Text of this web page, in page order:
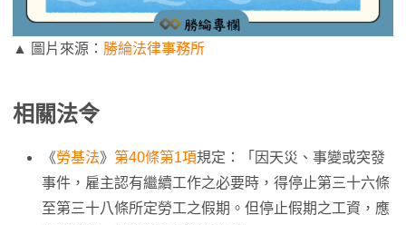
▲ 圖片來源： 勝綸法律事務所
相關法令
《勞基法》 第40條第1項規定：「因天災、事變或突發
事件，雇主認有繼續工作之必要時，得停止第三十六條
至第三十八條所定勞工之假期。但停止假期之工資，應